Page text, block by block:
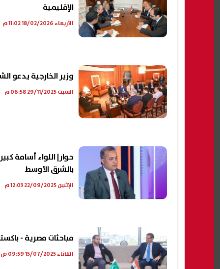
الإقليمية
الأربعاء 18/02/2026 11:02 م
وزير الخارجية يدعو
السبت 29/11/2025 06:58 م
حوار| اللواء أسامة
بالشرق الأوسط
الإثنين 22/09/2025 12:03 م
مباحثات مصرية -
الثلاثاء 15/07/2025 09:59 ص